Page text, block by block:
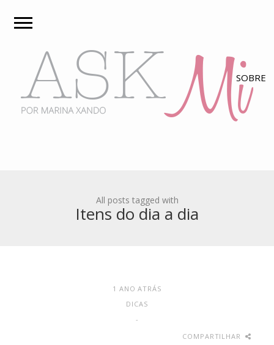
All posts tagged with
Itens do dia a dia
1 ANO ATRÁS
DICAS
-
COMPARTILHAR